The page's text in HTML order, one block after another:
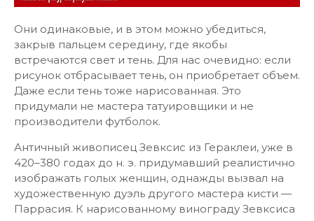
Они одинаковые, и в этом можно убедиться,
закрыв пальцем середину, где якобы
встречаются свет и тень. Для нас очевидно: если
рисунок отбрасывает тень, он приобретает объем.
Даже если тень тоже нарисованная. Это
придумали не мастера татуировщики и не
производители футболок.
Античный живописец Зевксис из Гераклеи, уже в
420–380 годах до н. э. придумавший реалистично
изображать голых женщин, однажды вызвал на
художественную дуэль другого мастера кисти —
Паррасия. К нарисованному винограду Зевксиса